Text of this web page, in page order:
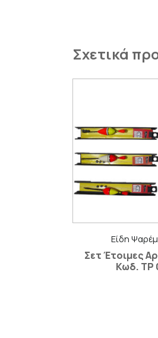
Σχετικά
Είδη
Σετ Έτοιμες
Κωδ. ΤΡ